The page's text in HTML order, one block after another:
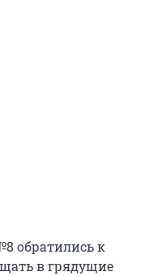
обратились к
в грядущие